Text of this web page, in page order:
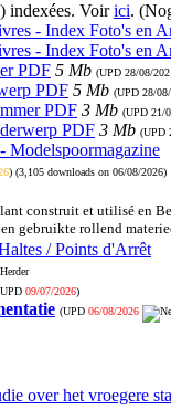
indexées. Voirici.
- Index Foto's en
- Index Foto's en
PDF 5 Mb (UPD 28/08/
PDF 5 Mb (UPD 28/
PDF 3 Mb (UPD 21/
PDF 3 Mb (UPD
Modelspoormagazine
) (3,105 downloads on 06/08/2026)
construit et utilisé en
gebruikte rollend
/ Points d'Arrêt
09/07/2026)
(UPD 06/08/2026
over het vroegere